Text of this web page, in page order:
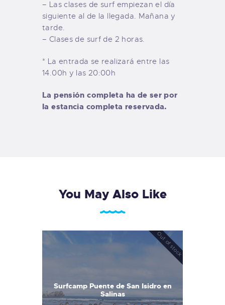
– Las clases de surf empiezan el día
siguiente al de la llegada. Mañana y
tarde.
– Clases de surf de 2 horas.
* La entrada se realizará entre las
14.00h y las 20:00h
La pensión completa ha de ser por
la estancia completa reservada.
You May Also Like
Out of stock
Surfcamp Puente de San Isidro en
Salinas